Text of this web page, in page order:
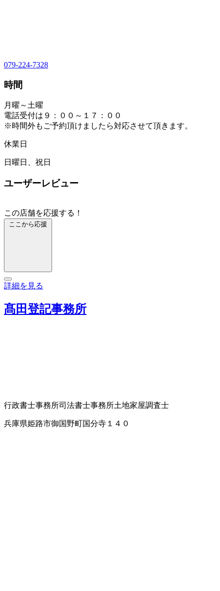
079-224-7328
時間
月曜～土曜
電話受付は９：００～１７：００
※時間外もご予約頂けましたら対応させて頂きます。
休業日
日曜日、祝日
ユーザーレビュー
この店舗を応援する！
ここから応援
詳細を見る
髙田登記事務所
行政書士事務所司法書士事務所土地家屋調査士
兵庫県姫路市御国野町国分寺１４０